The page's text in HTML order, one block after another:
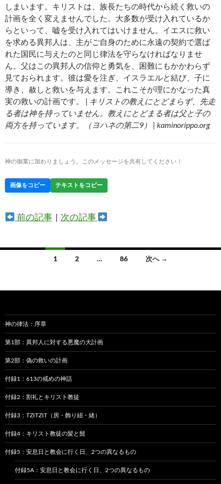
しまいます。キリストは、族長たちの時代から続く救いの
計画を全く変えませんでした。大多数が受け入れているか
らといって、嘘を受け入れてはいけません。イエスに救い
を求める異邦人は、主がご自身のために永遠の契約で選ば
れた国民に与えたのと同じ律法を守らなければなりませ
ん。父はこの異邦人の信仰と勇気を、困難にもかかわらず
見ておられます。彼は愛を注ぎ、イスラエルと結び、子に
導き、赦しと救いを与えます。これこそが理にかなった真
実の救いの計画です。 | キリストの教えにとどまらず、先走
る者は神を持っていません。教えにとどまる者は父と子の
両方を持っています。（ヨハネの第二9） | kaminorippo.org
神の御業に加わりましょう。このメッセージを共有してください！
画像をコピー テキストをコピー
前の記事| 次の記事
ナ
ゲ
ー
シ
ョ
ン
1 2 … 86 次へ →
神の律法：序章
第1部：異邦人に対する悪魔の大計画
第2部：偽の救いの計画
付録1：613の戒めの神話
付録2：割礼とキリスト教徒
付録3：TZITZIT（房・飾り紐・緒）
付録4：キリスト教徒の髪と髭
付録5：安息日と教会に行く日、2つの異なるもの
付録5A：安息日と教会に行く日、2つの異なるもの